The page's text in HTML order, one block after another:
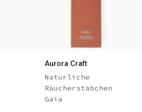
Aurora Craft
Natürliche
Räucherstäbchen
Gaia